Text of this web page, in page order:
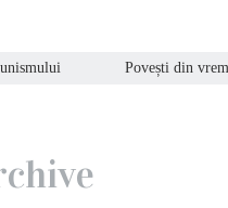
Povești din